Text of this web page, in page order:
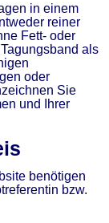
in einem
reiner
Fett- oder
als
oder
Sie
und Ihrer
benötigen
bzw.